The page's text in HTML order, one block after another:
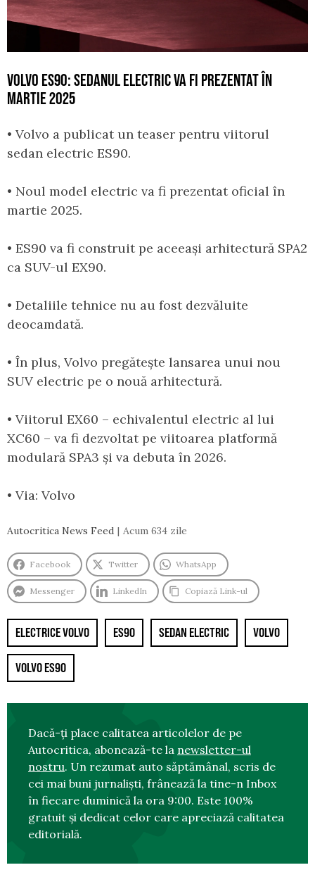
VOLVO ES90: SEDANUL ELECTRIC VA FI PREZENTAT ÎN
MARTIE 2025
• Volvo a publicat un teaser pentru viitorul
sedan electric ES90.
• Noul model electric va fi prezentat oficial în
martie 2025.
• ES90 va fi construit pe aceeași arhitectură SPA2
ca SUV-ul EX90.
• Detaliile tehnice nu au fost dezvăluite
deocamdată.
• În plus, Volvo pregătește lansarea unui nou
SUV electric pe o nouă arhitectură.
• Viitorul EX60 – echivalentul electric al lui
XC60 – va fi dezvoltat pe viitoarea platformă
modulară SPA3 și va debuta în 2026.
• Via: Volvo
Autocritica News Feed Acum 634 zile
Facebook Twitter WhatsApp
Messenger LinkedIn Copiază Link-ul
ELECTRICE VOLVO ES90 SEDAN ELECTRIC VOLVO
VOLVO ES90
Dacă-ți place calitatea articolelor de pe
Autocritica, abonează-te la newsletter-ul
nostru. Un rezumat auto săptămânal, scris de
cei mai buni jurnaliști, frânează la tine-n Inbox
în fiecare duminică la ora 9:00. Este 100%
gratuit și dedicat celor care apreciază calitatea
editorială.